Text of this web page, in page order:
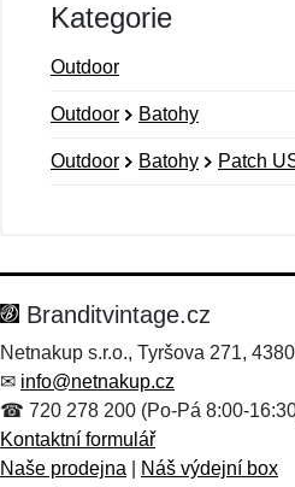
Kategorie
Outdoor
Outdoor Batohy
Outdoor Batohy Patch
Zpráva*
Zpráva*
Branditvintage.cz
Netnakup s.r.o., Tyršova 271,
✉ info@netnakup.cz
☎ 720 278 200 (Po-Pá 8:00-
Kontaktní formulář
Naše prodejna
Náš výdejní box